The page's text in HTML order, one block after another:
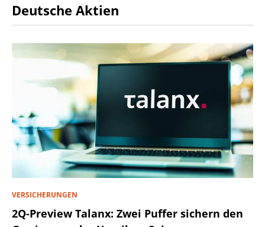
Deutsche Aktien
VERSICHERUNGEN
2Q-Preview Talanx: Zwei Puffer sichern den